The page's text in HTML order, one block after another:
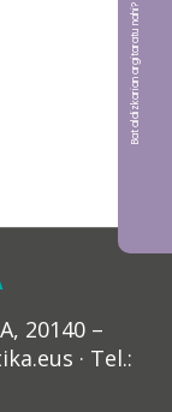
20140 –
· Tel.:
Bat aldizkarian argitaratu nahi?